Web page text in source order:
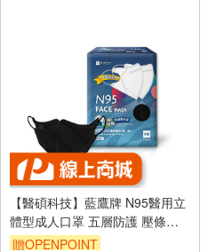
【醫碩科技】藍鷹牌 N95醫用立
體型成人口罩 五層防護 壓條款
多色可選
贈OPENPOINT